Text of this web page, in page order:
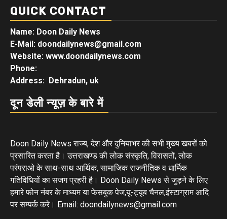
QUICK CONTACT
Name: Doon Daily News
E-Mail: doondailynews@gmail.com
Website: www.doondailynews.com
Phone:
Address: Dehradun, uk
दून डेली न्यूज़ के बारे में
Doon Daily News राज्य, देश और दुनियाभर की सभी मुख्य खबरों को
प्रसारित करता है। उत्तराखण्ड की लोक संस्कृति, विरासतों, लोक
परंपराओ के साथ-साथ आर्थिक, सामाजिक राजनीतिक व धार्मिक
गतिविधियों का सजग प्रहरी है। Doon Daily News से जुड़ने के लिए
हमारे फोन नंबर के माध्यम या फेसबुक पेज,यू-ट्यूब चैनल,इंस्टाग्राम आदि
पर सम्पर्क करे। Email: doondailynews@gmail.com